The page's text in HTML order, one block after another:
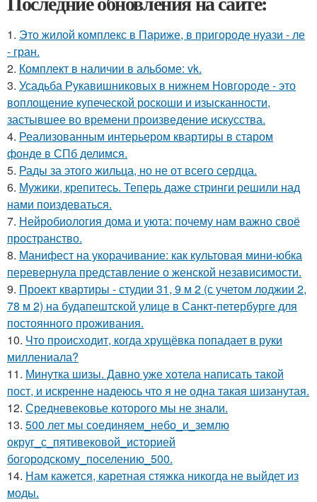
1. Это жилой комплекс в Париже, в пригороде нуази - ле
- гран.
2. Комплект в наличии в альбоме: vk.
3. Усадьба Рукавишниковых в нижнем Новгороде - это
воплощение купеческой роскоши и изысканности,
застывшее во времени произведение искусства.
4. Реализованным интерьером квартиры в старом
фонде в СПб делимся.
5. Рады за этого жильца, но не от всего сердца.
6. Мужики, крепитесь. Теперь даже стринги решили над
нами поиздеваться.
7. Нейробиология дома и уюта: почему нам важно своё
пространство.
8. Манифест на укорачивание: как культовая мини-юбка
перевернула представление о женской независимости.
9. Проект квартиры - студии 31, 9 м 2 (с учетом лоджии 2,
78 м 2) на будапештской улице в Санкт-петербурге для
постоянного проживания.
10. Что происходит, когда хрущёвка попадает в руки
миллениала?
11. Минутка шизы. Давно уже хотела написать такой
пост, и искренне надеюсь что я не одна такая шизанутая.
12. Средневековье которого мы не знали.
13. 500 лет мы соединяем_небо_и_землю
округ_с_пятивековой_историей
богородскому_поселению_500.
14. Нам кажется, каретная стяжка никогда не выйдет из
моды.